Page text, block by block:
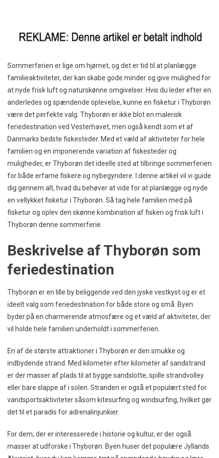
Sommerferien er lige om hjørnet, og det er tid til at planlægge
familieaktiviteter, der kan skabe gode minder og give mulighed for
at nyde frisk luft og naturskønne omgivelser. Hvis du leder efter en
anderledes og spændende oplevelse, kunne en fisketur i Thyborøn
være det perfekte valg. Thyborøn er ikke blot en malerisk
feriedestination ved Vesterhavet, men også kendt som et af
Danmarks bedste fiskesteder. Med et væld af aktiviteter for hele
familien og en imponerende variation af fiskesteder og
muligheder, er Thyborøn det ideelle sted at tilbringe sommerferien
for både erfarne fiskere og nybegyndere. I denne artikel vil vi guide
dig gennem alt, hvad du behøver at vide for at planlægge og nyde
en vellykket fisketur i Thyborøn. Så tag hele familien med på
fisketur og oplev den skønne kombination af fiskeri og frisk luft i
Thyborøn denne sommerferie.
Beskrivelse af Thyborøn som
feriedestination
Thyborøn er en lille by beliggende ved den jyske vestkyst og er et
ideelt valg som feriedestination for både store og små. Byen
byder på en charmerende atmosfære og et væld af aktiviteter, der
vil holde hele familien underholdt i sommerferien.
En af de største attraktioner i Thyborøn er den smukke og
indbydende strand. Med kilometer efter kilometer af sandstrand
er der masser af plads til at bygge sandslotte, spille strandvolley
eller bare slappe af i solen. Stranden er også et populært sted for
vandsportsaktiviteter såsom kitesurfing og windsurfing, hvilket gør
det til et paradis for adrenalinjunkier.
For dem, der er interesserede i historie og kultur, er der også
masser at udforske i Thyborøn. Byen huser det populære Jyllands